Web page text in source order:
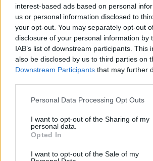
interest-based ads based on personal
us or personal information disclosed to
your opt-out. You may separately opt-out
disclosure of your personal information by
IAB’s list of downstream participants. This
also be disclosed by us to third parties on
Downstream Participants that may further
Please note that this website/app uses one
not limited to your visit or usage behaviour.
grant or deny consent to Google and its
use your data for below specified purposes
consent section.
Personal Data Processing Opt Outs
I want to opt-out of the Sharing of my
personal data.
Opted In
I want to opt-out of the Sale of my
Herbli to czy przydomek?
Dopóki nie aż
Ciekawostki
psi—Psia skóraipsia kołatka w
Google— Uważaj, co googlujesz
familiarny
— Familiarny ton
Mogą Cię zainteresować również